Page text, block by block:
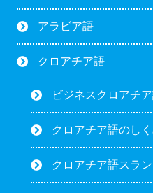
アラビア語
クロアチア語
ビジネスクロアチ
クロアチア語のし
クロアチア語スラ